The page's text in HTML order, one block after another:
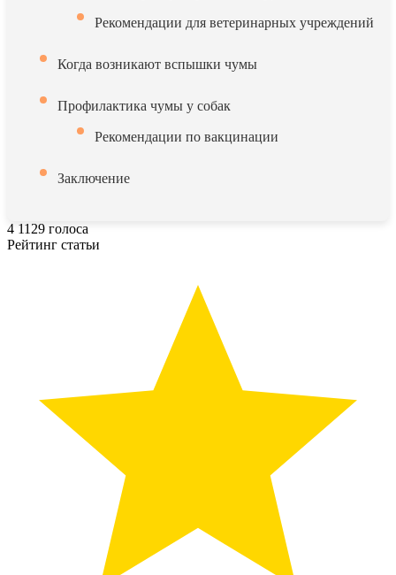
Рекомендации для ветеринарных учреждений
Когда возникают вспышки чумы
Профилактика чумы у собак
Рекомендации по вакцинации
Заключение
4 1129 голоса
Рейтинг статьи